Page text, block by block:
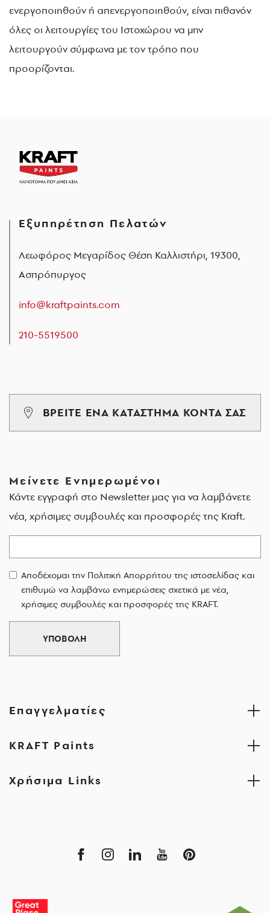
ενεργοποιηθούν ή απενεργοποιηθούν, είναι πιθανόν
όλες οι λειτουργίες του Ιστοχώρου να μην
λειτουργούν σύμφωνα με τον τρόπο που
προορίζονται.
Εξυπηρέτηση Πελατών
Λεωφόρος Μεγαρίδος Θέση Καλλιστήρι, 19300,
Ασπρόπυργος
info@kraftpaints.com
210-5519500
ΒΡΕΙΤΕ ΕΝΑ ΚΑΤΑΣΤΗΜΑ ΚΟΝΤΑ ΣΑΣ
Μείνετε Ενημερωμένοι
Κάντε εγγραφή στο Newsletter μας για να λαμβάνετε
νέα, χρήσιμες συμβουλές και προσφορές της Kraft.
Αποδέχομαι την Πολιτική Απορρήτου της ιστοσελίδας και
επιθυμώ να λαμβάνω ενημερώσεις σχετικά με νέα,
χρήσιμες συμβουλές και προσφορές της KRAFT.
ΥΠΟΒΟΛΗ
Επαγγελματίες
KRAFT Paints
Χρήσιμα Links